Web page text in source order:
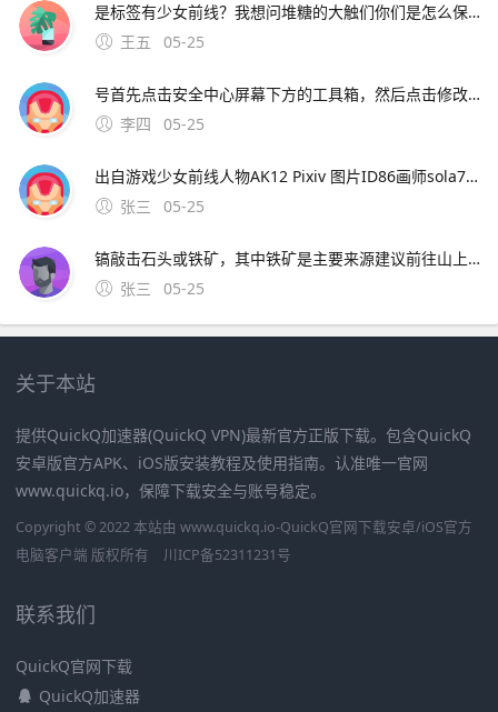
是标签有少女前线？我想问堆糖的大触们你们是怎么保存插画图片上传到网络不会模糊的这些都是扫描的或者各种牛逼照相机高清拍摄然后ps的想一下手机本来就照不清楚再用一下p图app像素就更低了截图什么的像素也特别低一般人用不上扫描仪，买个牛逼相机加镜头吧。
王五
05-25
号首先点击安全中心屏幕下方的工具箱，然后点击修改密码，接着输入我们的新密码，然后点击确定，接着点击确认就可以了以下用苹果x中的6915版安全中心给大家演示一下1首先点击安全中
李四
05-25
出自游戏少女前线人物AK12 Pixiv 图片ID86画师sola7764画师ID 4图片如下电脑右键点击图片新标签页中打开链接然后保存到电脑手机点击图片，保存到手机如果APP点不开图片，用浏览器打开很高兴为你解答，满意请采纳，谢谢~；6464 × 4472点击图片放大，目前找到最高清的一
张三
05-25
镐敲击石头或铁矿，其中铁矿是主要来源建议前往山上寻找铁矿，以提高采集效率驯服甲龙甲龙采集铁矿的效率非常高，因此尽快驯服一头甲龙至关重要这将大大加快铁矿的采集速度使用精炼炉将采集
张三
05-25
关于本站
提供QuickQ加速器(QuickQ VPN)最新官方正版下载。包含QuickQ
安卓版官方APK、iOS版安装教程及使用指南。认准唯一官网
www.quickq.io，保障下载安全与账号稳定。
Copyright © 2022 本站由 www.quickq.io-QuickQ官网下载安卓/iOS官方
电脑客户端 版权所有
川ICP备52311231号
联系我们
QuickQ官网下载
QuickQ加速器